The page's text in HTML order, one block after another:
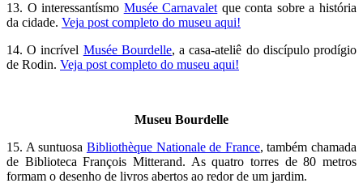
13. O interessantísmo Musée Carnavalet que conta sobre a história
da cidade. Veja post completo do museu aqui!
14. O incrível Musée Bourdelle, a casa-ateliê do discípulo prodígio
de Rodin. Veja post completo do museu aqui!
Museu Bourdelle
15. A suntuosa Bibliothèque Nationale de France, também chamada
de Biblioteca François Mitterand. As quatro torres de 80 metros
formam o desenho de livros abertos ao redor de um jardim.